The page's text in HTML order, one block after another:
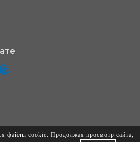
файлы cookie. Продолжая просмотр сайта,